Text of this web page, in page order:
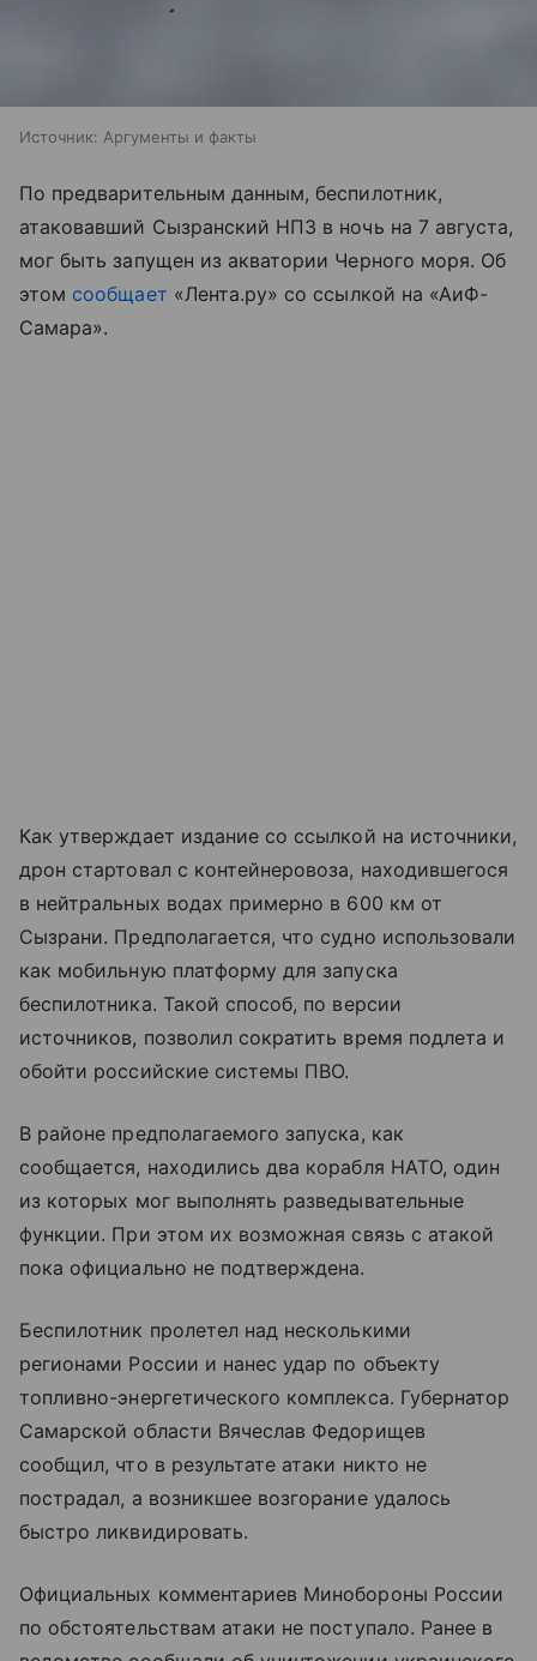
Источник: Аргументы и факты
По предварительным данным, беспилотник,
атаковавший Сызранский НПЗ в ночь на 7 августа,
мог быть запущен из акватории Черного моря. Об
этом сообщает «Лента.ру» со ссылкой на «АиФ-
Самара».
Как утверждает издание со ссылкой на источники,
дрон стартовал с контейнеровоза, находившегося
в нейтральных водах примерно в 600 км от
Сызрани. Предполагается, что судно использовали
как мобильную платформу для запуска
беспилотника. Такой способ, по версии
источников, позволил сократить время подлета и
обойти российские системы ПВО.
В районе предполагаемого запуска, как
сообщается, находились два корабля НАТО, один
из которых мог выполнять разведывательные
функции. При этом их возможная связь с атакой
пока официально не подтверждена.
Беспилотник пролетел над несколькими
регионами России и нанес удар по объекту
топливно-энергетического комплекса. Губернатор
Самарской области Вячеслав Федорищев
сообщил, что в результате атаки никто не
пострадал, а возникшее возгорание удалось
быстро ликвидировать.
Официальных комментариев Минобороны России
по обстоятельствам атаки не поступало. Ранее в